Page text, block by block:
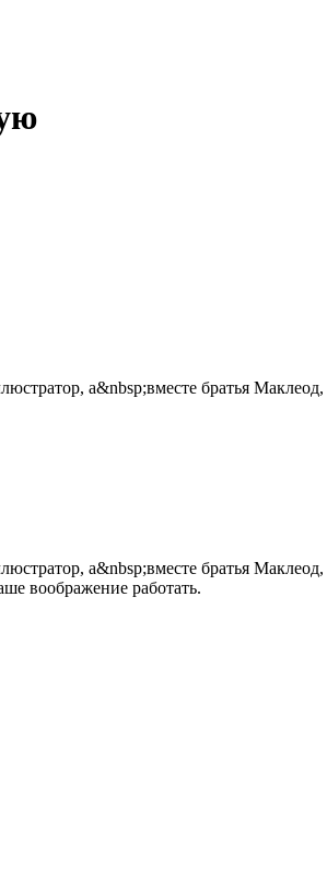
а&nbsp;вместе братья
а&nbsp;вместе братья
воображение работать.